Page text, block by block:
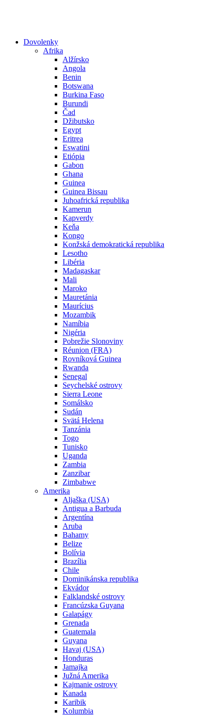
Dovolenky
Afrika
Alžírsko
Angola
Benin
Botswana
Burkina Faso
Burundi
Čad
Džibutsko
Egypt
Eritrea
Eswatini
Etiópia
Gabon
Ghana
Guinea
Guinea Bissau
Juhoafrická republika
Kamerun
Kapverdy
Keňa
Kongo
Konžská demokratická republika
Lesotho
Libéria
Madagaskar
Mali
Maroko
Mauretánia
Maurícius
Mozambik
Namíbia
Nigéria
Pobrežie Slonoviny
Réunion (FRA)
Rovníková Guinea
Rwanda
Senegal
Seychelské ostrovy
Sierra Leone
Somálsko
Sudán
Svätá Helena
Tanzánia
Togo
Tunisko
Uganda
Zambia
Zanzibar
Zimbabwe
Amerika
Aljaška (USA)
Antigua a Barbuda
Argentína
Aruba
Bahamy
Belize
Bolívia
Brazília
Chile
Dominikánska republika
Ekvádor
Falklandské ostrovy
Francúzska Guyana
Galapágy
Grenada
Guatemala
Guyana
Havaj (USA)
Honduras
Jamajka
Južná Amerika
Kajmanie ostrovy
Kanada
Karibik
Kolumbia